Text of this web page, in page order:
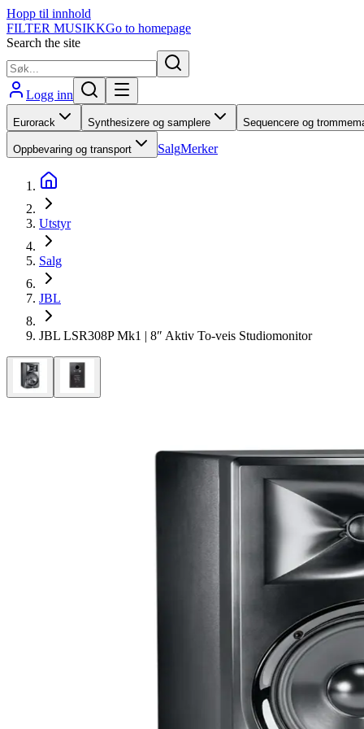
Hopp til innhold
FILTER MUSIKKGo to homepage
Search the site
Logg inn
Eurorack Synthesizere og samplere Sequencere og
Oppbevaring og transport SalgMerker
Utstyr
Salg
JBL
JBL LSR308P Mk1 | 8″ Aktiv To-veis Studiomonitor